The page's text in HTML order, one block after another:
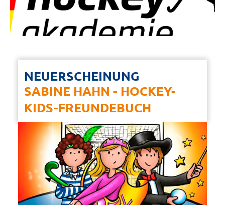
NEUERSCHEINUNG
SABINE HAHN - HOCKEY-
KIDS-FREUNDEBUCH